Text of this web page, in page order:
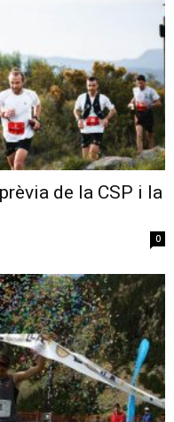
de la CSP i la
0